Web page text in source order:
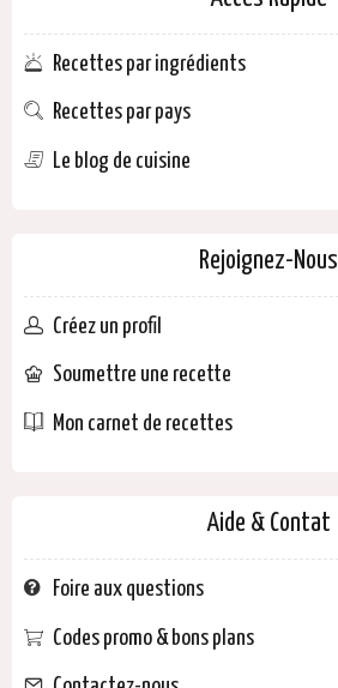
Recettes par ingrédients
Recettes par pays
Le blog de cuisine
Rejoignez-Nous
Créez un profil
Soumettre une recette
Mon carnet de recettes
Aide & Contat
Foire aux questions
Codes promo & bons plans